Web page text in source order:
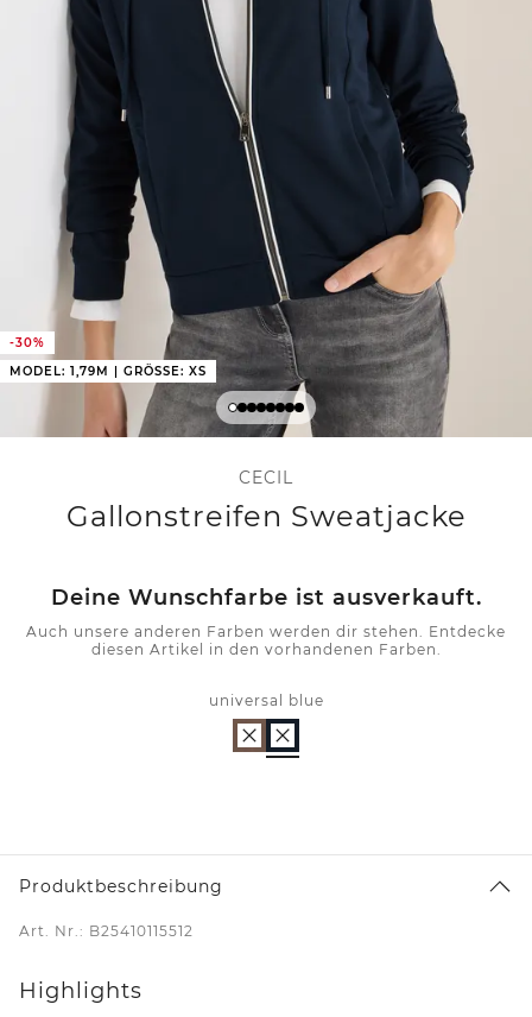
-30%
MODEL: 1,79M | GRÖSSE: XS
CECIL
Gallonstreifen Sweatjacke
Deine Wunschfarbe ist ausverkauft.
Auch unsere anderen Farben werden dir stehen. Entdecke
diesen Artikel in den vorhandenen Farben.
universal blue
Produktbeschreibung
Art. Nr.: B25410115512
Highlights